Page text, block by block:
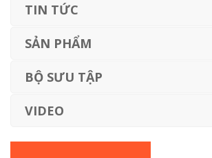
TIN TỨC
SẢN PHẨM
BỘ SƯU TẬP
VIDEO